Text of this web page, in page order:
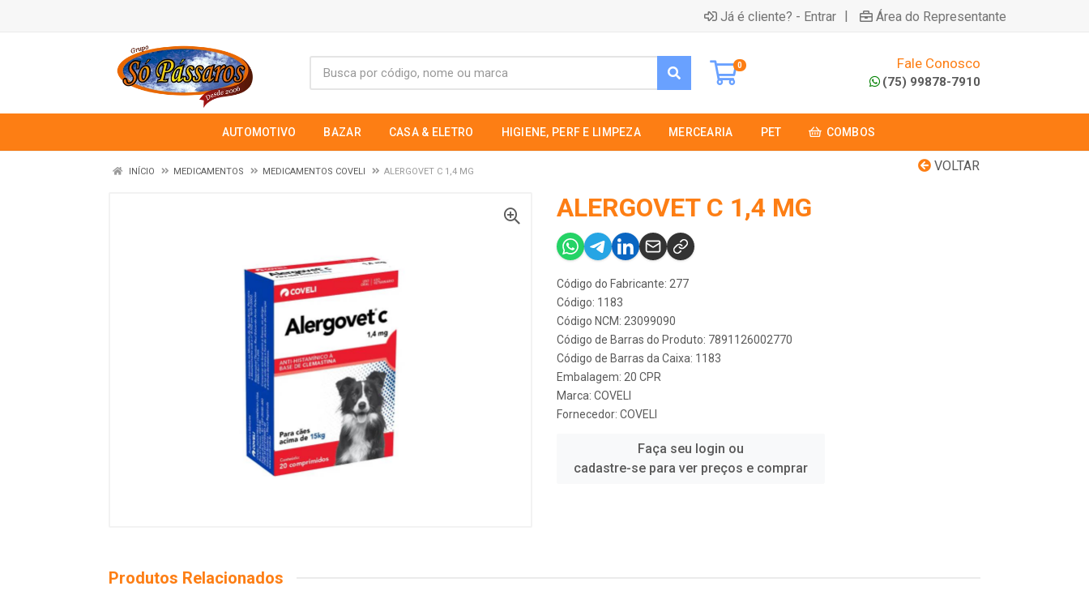
Já é cliente? - Entrar | Área do Representante
0 Fale Conosco
(75) 99878-7910
AUTOMOTIVO BAZAR CASA & ELETRO HIGIENE, PERF E LIMPEZA MERCEARIA PET COMBOS
VOLTAR
INÍCIO MEDICAMENTOS MEDICAMENTOS COVELI ALERGOVET C 1,4 MG
ALERGOVET C 1,4 MG
Código do Fabricante: 277
Código: 1183
Código NCM: 23099090
Código de Barras do Produto: 7891126002770
Código de Barras da Caixa: 1183
Embalagem: 20 CPR
Marca: COVELI
Fornecedor: COVELI
Faça seu login ou
cadastre-se para ver preços e comprar
Produtos Relacionados